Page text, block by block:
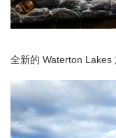
全新的 Waterton Lakes